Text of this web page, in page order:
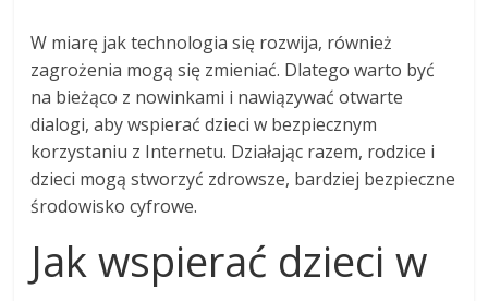
W miarę jak technologia się rozwija, również
zagrożenia mogą się zmieniać. Dlatego warto być
na bieżąco z nowinkami i nawiązywać otwarte
dialogi, aby wspierać dzieci w bezpiecznym
korzystaniu z Internetu. Działając razem, rodzice i
dzieci mogą stworzyć zdrowsze, bardziej bezpieczne
środowisko cyfrowe.
Jak wspierać dzieci w